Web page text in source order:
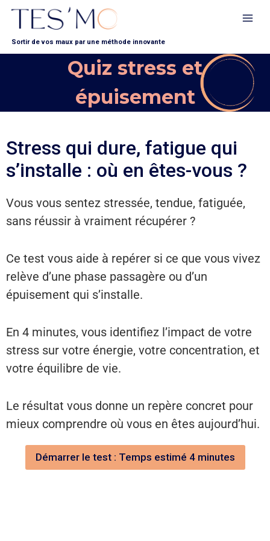
Sortir de vos maux par une méthode innovante
Quiz stress et
épuisement
Stress qui dure, fatigue qui
s’installe : où en êtes-vous ?
Vous vous sentez stressée, tendue, fatiguée,
sans réussir à vraiment récupérer ?
Ce test vous aide à repérer si ce que vous vivez
relève d’une phase passagère ou d’un
épuisement qui s’installe.
En 4 minutes, vous identifiez l’impact de votre
stress sur votre énergie, votre concentration, et
votre équilibre de vie.
Le résultat vous donne un repère concret pour
mieux comprendre où vous en êtes aujourd’hui.
Démarrer le test : Temps estimé 4 minutes